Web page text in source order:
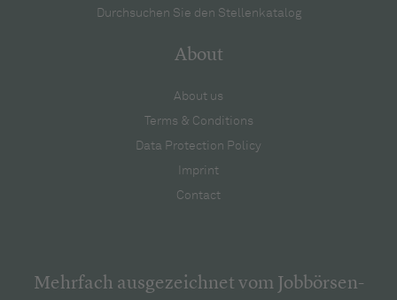
Durchsuchen Sie den Stellenkatalog
About
About us
Terms & Conditions
Data Protection Policy
Imprint
Contact
Mehrfach ausgezeichnet vom Jobbörsen-